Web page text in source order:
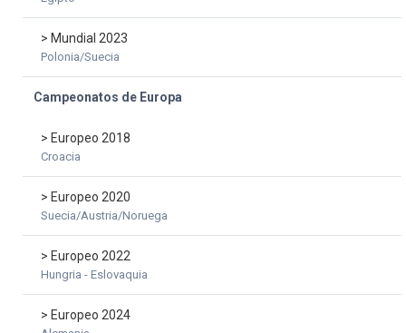
> Mundial 2023
Polonia/Suecia
Campeonatos de Europa
> Europeo 2018
Croacia
> Europeo 2020
Suecia/Austria/Noruega
> Europeo 2022
Hungria - Eslovaquia
> Europeo 2024